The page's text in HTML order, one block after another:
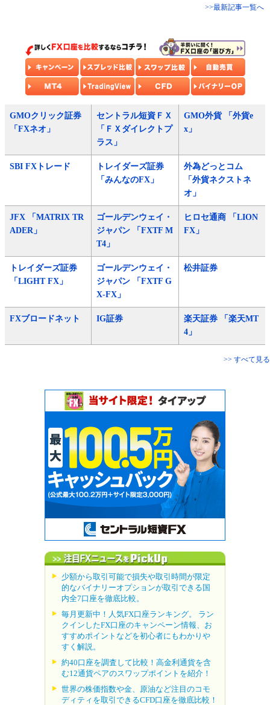
>>最新記事一覧へ
GMOクリック証券
「FXネオ」
セントラル短資ＦＸ
「ＦＸダイレクトプ
ラス」
GMO外貨 「外貨e
x」
SBI FXトレード
トレイダーズ証券
「みんなのFX」
外為どっとコム
「外貨ネクストネ
オ」
JFX 「MATRIX TR
ADER」
ゴールデンウェイ・
ジャパン 「FXTF M
T4」
ヒロセ通商 「LION
FX」
トレイダーズ証券
「LIGHT FX」
ゴールデンウェイ・
ジャパン 「FXTF G
X-FX」
松井証券
FXブロードネット IG証券
楽天証券 「楽天MT
4」
>> すべて見る
少額から取引可能で損失や取引時間が限定
的なバイナリーオプションが取引できる国
内全7口座を徹底比較。
毎月更新中！人気FX口座ランキング。 ラン
クインしたFX口座のキャンペーン情報、お
すすめポイントなどを初心者にもわかりや
すく解説。
約40口座を調査して比較！高金利通貨を含
む12通貨ペアのスワップポイントを紹介！
世界の株価指数や金、原油など注目のコモ
ディティを取引できるCFD口座を徹底比較！